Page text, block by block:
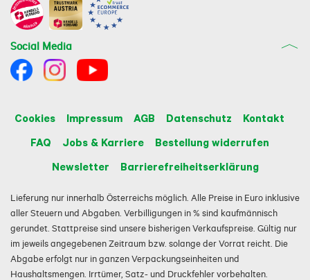
Social Media
Cookies Impressum AGB Datenschutz
Kontakt
FAQ
Jobs & Karriere
Bestellung widerrufen
Newsletter
Barrierefreiheitserklärung
Lieferung nur innerhalb Österreichs möglich. Alle Preise in Euro inklusive
aller Steuern und Abgaben. Verbilligungen in % sind kaufmännisch
gerundet. Stattpreise sind unsere bisherigen Verkaufspreise. Gültig nur
im jeweils angegebenen Zeitraum bzw. solange der Vorrat reicht. Die
Abgabe erfolgt nur in ganzen Verpackungseinheiten und
Haushaltsmengen. Irrtümer, Satz- und Druckfehler vorbehalten.